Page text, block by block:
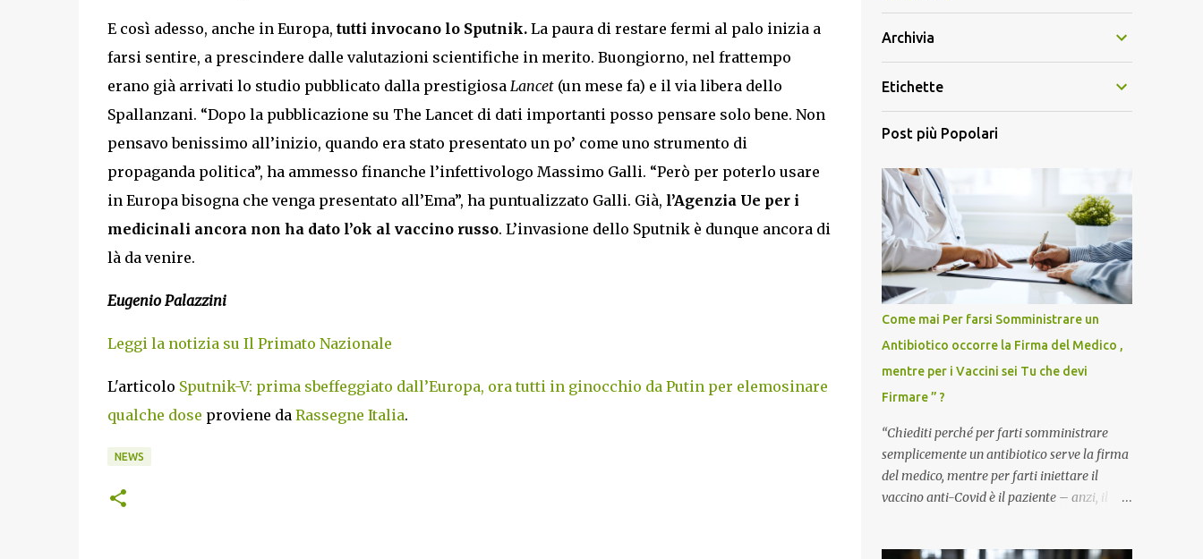
E così adesso, anche in Europa, tutti invocano lo Sputnik.La paura di restare fermi al palo inizia a
farsi sentire, a prescindere dalle valutazioni scientifiche in merito. Buongiorno, nel frattempo
erano già arrivati lo studio pubblicato dalla prestigiosa Lancet(un mese fa) e il via libera dello
Spallanzani. “Dopo la pubblicazione su The Lancet di dati importanti posso pensare solo bene. Non
pensavo benissimo all’inizio, quando era stato presentato un po’ come uno strumento di
propaganda politica”, ha ammesso finanche l’infettivologo Massimo Galli. “Però per poterlo usare
in Europa bisogna che venga presentato all’Ema”, ha puntualizzato Galli. Già, l’Agenzia Ue per i
medicinali ancora non ha dato l’ok al vaccino russo. L’invasione dello Sputnik è dunque ancora di
là da venire.
Eugenio Palazzini
Leggi la notizia su Il Primato Nazionale
L'articolo Sputnik-V: prima sbeffeggiato dall’Europa, ora tutti in ginocchio da Putin per elemosinare
qualche dose proviene da Rassegne Italia.
NEWS
Archivia
Etichette
Post più Popolari
Come mai Per farsi Somministrare un
Antibiotico occorre la Firma del Medico ,
mentre per i Vaccini sei Tu che devi
Firmare ” ?
“Chiediti perché per farti somministrare
semplicemente un antibiotico serve la firma
del medico, mentre per farti iniettare il
vaccino anti-Covid è il paziente – anzi, il